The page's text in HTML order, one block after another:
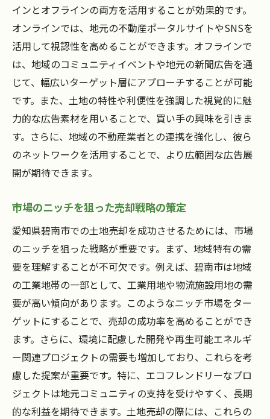
インとオフラインの両方を活用することが効果的です。
オンラインでは、地元の不動産ポータルサイトやSNSを
活用して視認性を高めることができます。オフラインで
は、地域のコミュニティイベントや地元の新聞広告を通
じて、幅広いターゲット層にアプローチすることが可能
です。また、土地の特性や利便性を強調した視覚的に魅
力的な広告素材を用いることで、買い手の興味を引きま
す。さらに、地域の不動産業者との連携を強化し、彼ら
のネットワークを活用することで、より広範囲な広告展
開が期待できます。
市場のニッチを狙った売却戦略の策定
愛知県碧南市での土地売却を成功させるためには、市場
のニッチを狙った戦略が重要です。まず、地域特有の需
要を理解することが不可欠です。例えば、碧南市は地域
の工業地帯の一部として、工業用地や物流施設用地の需
要が高い傾向があります。このようなニッチ市場をター
ゲットにすることで、売却の成功率を高めることができ
ます。さらに、環境に配慮した開発や再生可能エネルギ
ー関連プロジェクトの需要も増加しており、これらを考
慮した提案が重要です。特に、エコフレンドリーなプロ
ジェクトは地元コミュニティの支持を受けやすく、長期
的な利益を期待できます。土地売却の際には、これらの